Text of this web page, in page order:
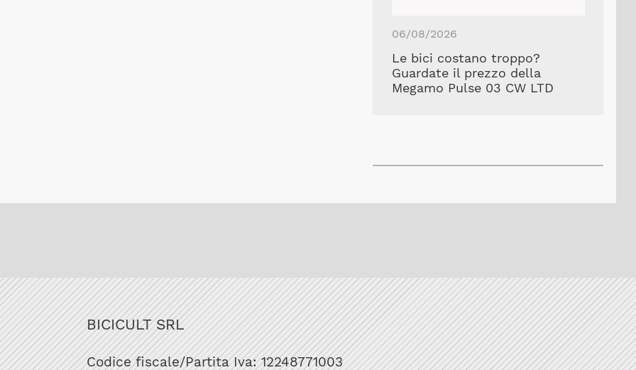
06/08/2026
Le bici costano troppo?
Guardate il prezzo della
Megamo Pulse 03 CW LTD
BICICULT SRL
Codice fiscale/Partita Iva: 12248771003